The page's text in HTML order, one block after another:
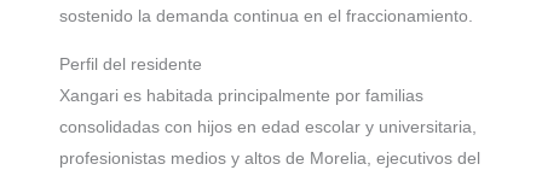
sostenido la demanda continua en el fraccionamiento.
Perfil del residente
Xangari es habitada principalmente por familias
consolidadas con hijos en edad escolar y universitaria,
profesionistas medios y altos de Morelia, ejecutivos del